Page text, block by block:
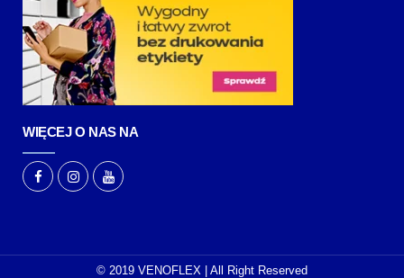
WIĘCEJ O NAS NA
© 2019 VENOFLEX | All Right Reserved